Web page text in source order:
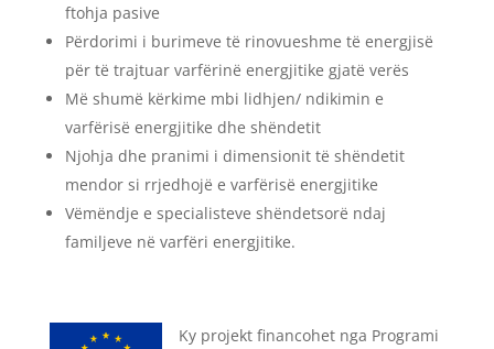
ftohja pasive
Përdorimi i burimeve të rinovueshme të energjisë
për të trajtuar varfërinë energjitike gjatë verës
Më shumë kërkime mbi lidhjen/ ndikimin e
varfërisë energjitike dhe shëndetit
Njohja dhe pranimi i dimensionit të shëndetit
mendor si rrjedhojë e varfërisë energjitike
Vëmëndje e specialisteve shëndetsorë ndaj
familjeve në varfëri energjitike.
Ky projekt financohet nga Programi